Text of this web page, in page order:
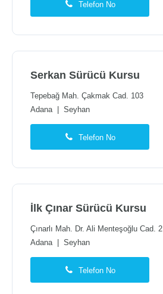
Telefon No
Serkan Sürücü Kursu
Tepebağ Mah. Çakmak Cad. 103
Adana| Seyhan
Telefon No
İlk Çınar Sürücü Kursu
Çınarlı Mah. Dr. Ali Menteşoğlu Cad. 2
Adana| Seyhan
Telefon No